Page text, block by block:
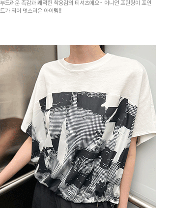
부드러운 촉감과 쾌적한 착용감의 티셔츠에요~ 어니언 프린팅이 포인
트가 되어 멋스러운 아이템!!